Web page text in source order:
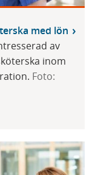
med lön
av
inom
Foto: